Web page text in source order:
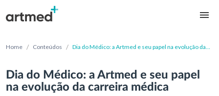
Home / Conteúdos / Dia do Médico: a Artmed e seu papel na evolução da
Dia do Médico: a Artmed e seu papel
na evolução da carreira médica